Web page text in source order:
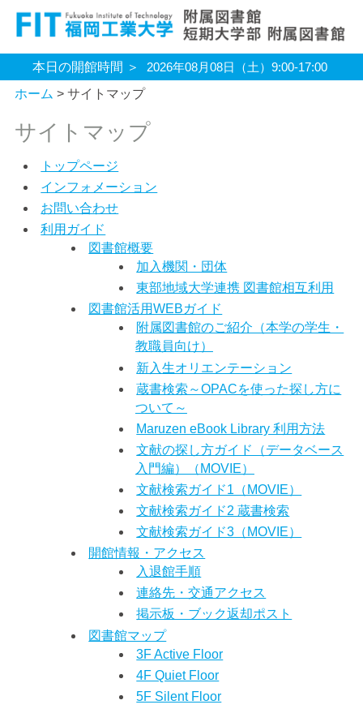
本日の開館時間 2026年08月08日（土） 9:00-17:00
ホーム > サイトマップ
サイトマップ
トップページ
インフォメーション
お問い合わせ
利用ガイド
図書館概要
加入機関・団体
東部地域大学連携 図書館相互利用
図書館活用WEBガイド
附属図書館のご紹介（本学の学生・
教職員向け）
新入生オリエンテーション
蔵書検索～OPACを使った探し方に
ついて～
Maruzen eBook Library 利用方法
文献の探し方ガイド（データベース
入門編）（MOVIE）
文献検索ガイド1（MOVIE）
文献検索ガイド2 蔵書検索
文献検索ガイド3（MOVIE）
開館情報・アクセス
入退館手順
連絡先・交通アクセス
掲示板・ブック返却ポスト
図書館マップ
3F Active Floor
4F Quiet Floor
5F Silent Floor